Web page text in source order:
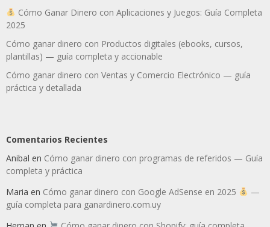
Cómo Ganar Dinero con Aplicaciones y Juegos: Guía Completa
2025
Cómo ganar dinero con Productos digitales (ebooks, cursos,
plantillas) — guía completa y accionable
Cómo ganar dinero con Ventas y Comercio Electrónico — guía
práctica y detallada
Comentarios Recientes
Anibal en Cómo ganar dinero con programas de referidos — Guía
completa y práctica
Maria en Cómo ganar dinero con Google AdSense en 2025
—
guía completa para ganardinero.com.uy